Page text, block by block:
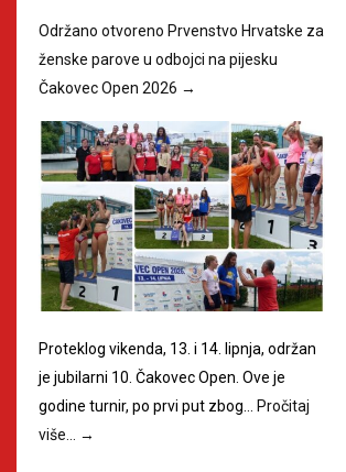
Održano otvoreno Prvenstvo Hrvatske za
ženske parove u odbojci na pijesku
Čakovec Open 2026 →
Proteklog vikenda, 13. i 14. lipnja, održan
je jubilarni 10. Čakovec Open. Ove je
godine turnir, po prvi put zbog…
Pročitaj
više…
→